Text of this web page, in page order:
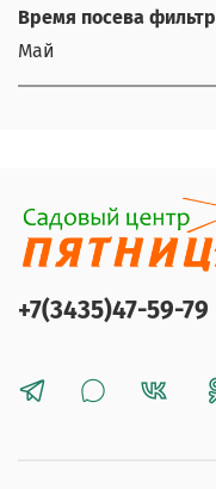
Время посева фильтр
Май
+7(3435)47-59-79